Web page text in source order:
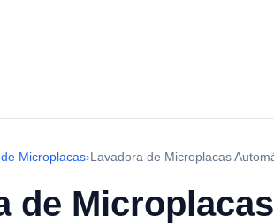
Microplacas›Lavadora de Microplacas
de